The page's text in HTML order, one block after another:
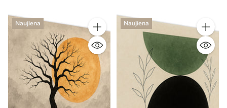
Naujiena
Kiekis
Naujiena
Kiekis